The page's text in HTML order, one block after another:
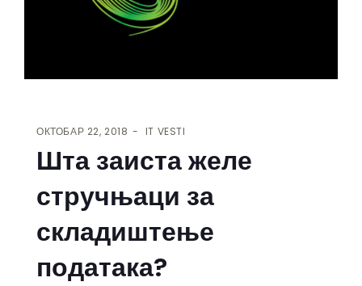
ОКТОБАР 22, 2018 IT VESTI
Шта заиста желе
стручњаци за
складиштење
података?